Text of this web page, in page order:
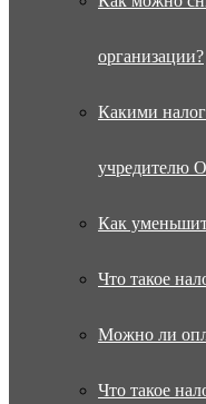
организации?
Какими
учредителю
Как
Что такое
Можно ли
Что такое